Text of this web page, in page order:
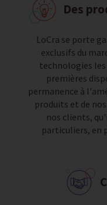
Des
LoCra se porte
exclusifs du
technologies
premières
permanence à
produits et de
nos clients,
particuliers, en